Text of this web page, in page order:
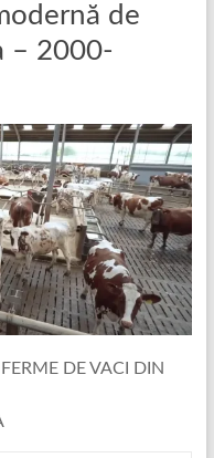
de
– 2000-
DE VACI DIN